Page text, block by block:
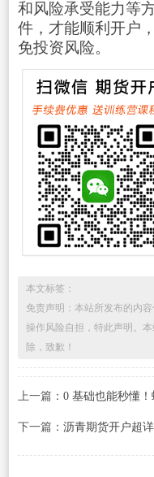
和风险承受能力等
件，才能顺利开户
免投资风险。
本文标签：
免责声明：本站所发布的内
操作风险自担，特此声明。
除，致歉！
上一篇： 0 基础也能秒懂
下一篇： 沥青期货开户超